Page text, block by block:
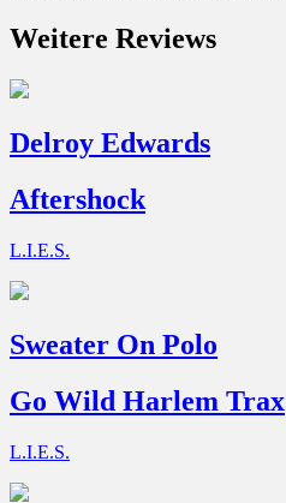
Weitere Reviews
Delroy Edwards
Aftershock
L.I.E.S.
Sweater On Polo
Go Wild Harlem Trax
L.I.E.S.